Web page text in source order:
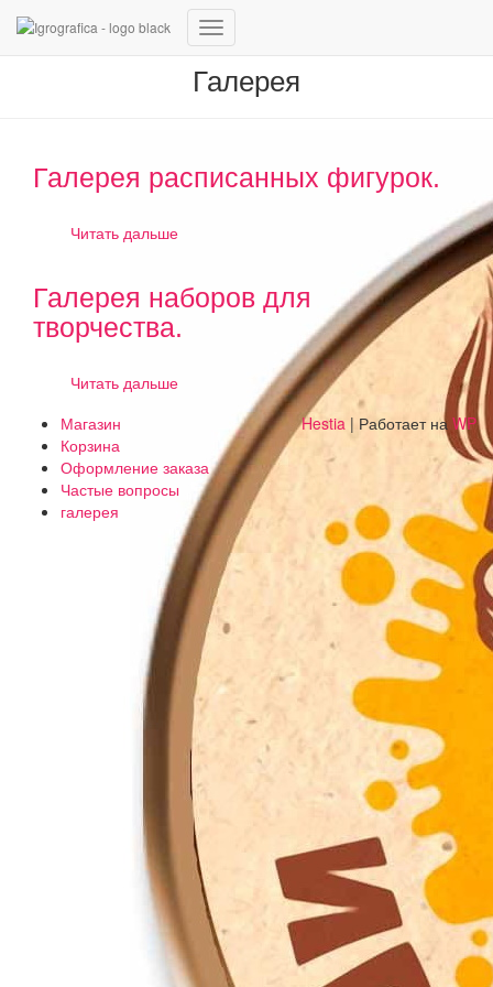
Переключить
Галерея
Галерея расписанных фигурок.
Читать дальше
Галерея наборов для
творчества.
Читать дальше
Магазин
Корзина
Оформление заказа
Частые вопросы
галерея
Hestia | Работает на WP